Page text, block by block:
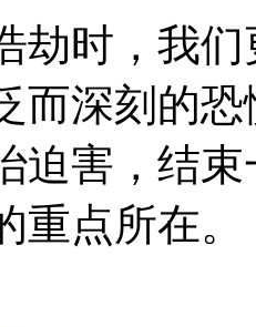
劫时，我
而深刻的
迫害，结
重点所在。